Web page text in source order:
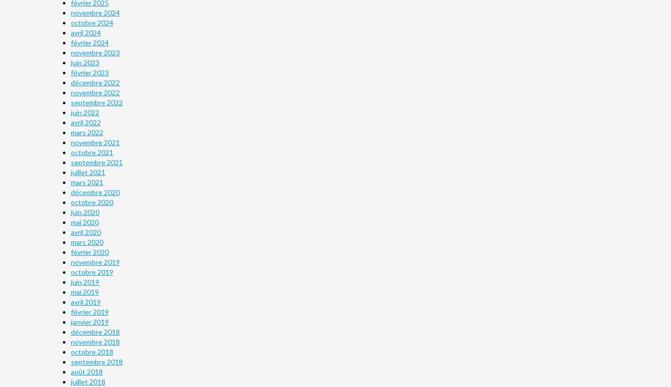
février 2025
novembre 2024
octobre 2024
avril 2024
février 2024
novembre 2023
juin 2023
février 2023
décembre 2022
novembre 2022
septembre 2022
juin 2022
avril 2022
mars 2022
novembre 2021
octobre 2021
septembre 2021
juillet 2021
mars 2021
décembre 2020
octobre 2020
juin 2020
mai 2020
avril 2020
mars 2020
février 2020
novembre 2019
octobre 2019
juin 2019
mai 2019
avril 2019
février 2019
janvier 2019
décembre 2018
novembre 2018
octobre 2018
septembre 2018
août 2018
juillet 2018